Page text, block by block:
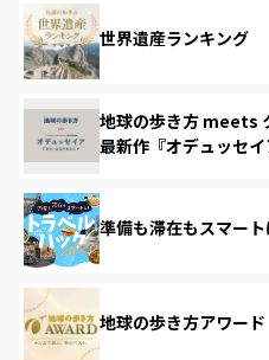
世界遺産ランキング
地球の歩き方 meets
最新作『オデュッセイ
準備も滞在もスマー
地球の歩き方アワー